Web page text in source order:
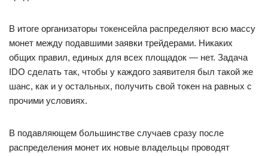
В итоге организаторы токенсейла распределяют всю массу
монет между подавшими заявки трейдерами. Никаких
общих правил, единых для всех площадок — нет. Задача
IDO сделать так, чтобы у каждого заявителя был такой же
шанс, как и у остальных, получить свой токен на равных с
прочими условиях.
В подавляющем большинстве случаев сразу после
распределения монет их новые владельцы проводят